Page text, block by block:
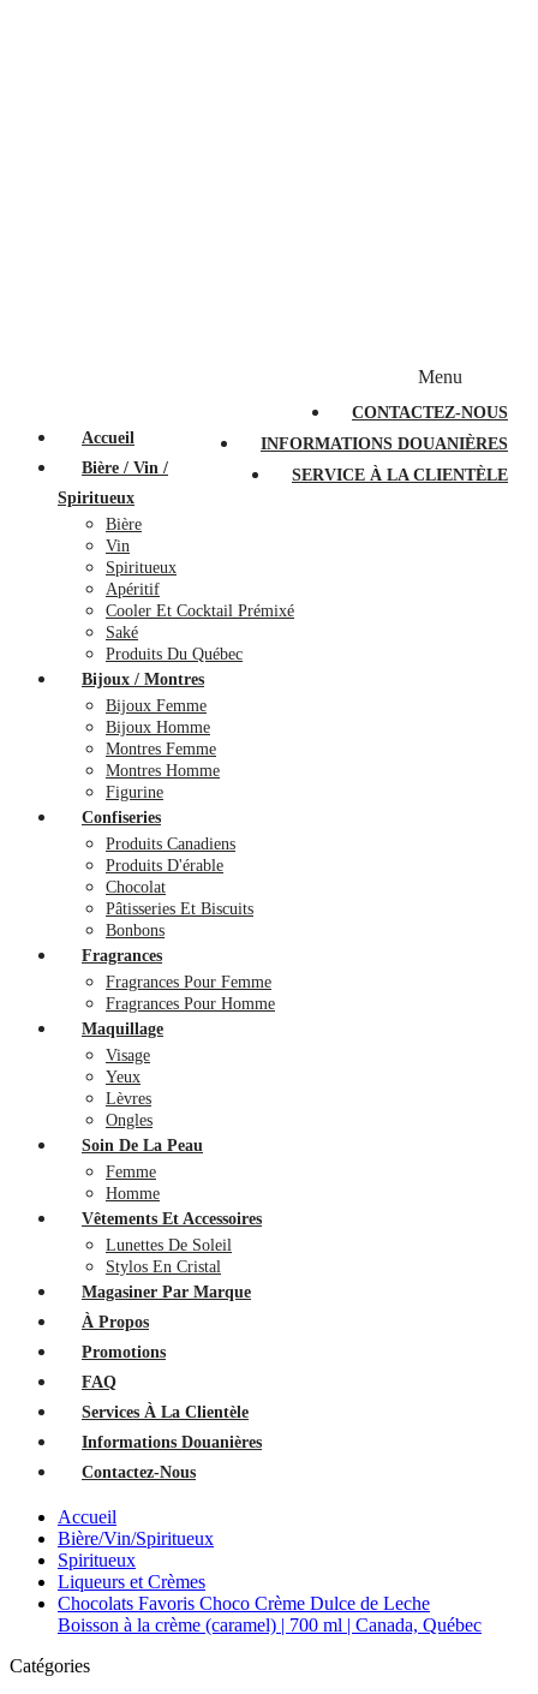
CONTACTEZ-NOUS
INFORMATIONS DOUANIÈRES
SERVICE À LA CLIENTÈLE
Menu
Accueil
Bière / Vin /
Spiritueux
Bière
Vin
Spiritueux
Apéritif
Cooler Et Cocktail Prémixé
Saké
Produits Du Québec
Bijoux / Montres
Bijoux Femme
Bijoux Homme
Montres Femme
Montres Homme
Figurine
Confiseries
Produits Canadiens
Produits D'érable
Chocolat
Pâtisseries Et Biscuits
Bonbons
Fragrances
Fragrances Pour Femme
Fragrances Pour Homme
Maquillage
Visage
Yeux
Lèvres
Ongles
Soin De La Peau
Femme
Homme
Vêtements Et Accessoires
Lunettes De Soleil
Stylos En Cristal
Magasiner Par Marque
À Propos
Promotions
FAQ
Services À La Clientèle
Informations Douanières
Contactez-Nous
Accueil
Bière/Vin/Spiritueux
Spiritueux
Liqueurs et Crèmes
Chocolats Favoris Choco Crème Dulce de Leche
Boisson à la crème (caramel) | 700 ml | Canada, Québec
Catégories